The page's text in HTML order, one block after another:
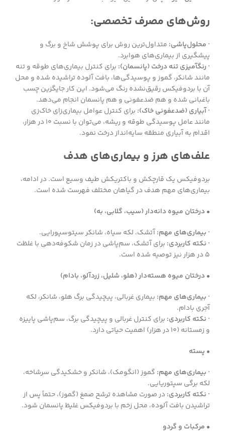
روش‌های مصرف تخصصی:
· محلول‌پاشی: متداول‌ترین روش برای پوشش شاخ و برگ و
پیشگیری از بیماری‌های هوابرد.
· رنگآمیزی تنه درخت (پانسمان): برای کنترل بیماری‌های طوقه و تنه
مانند شانکر، گموز و پوسیدگی‌ها، بافت آلوده تراشیده شده و محل
آن با بردوفیکس رقیق‌نشده رنگ می‌شود. این کار جایگزین چسب
باغبانی شده و هم ضدعفونی و هم پانسمان انجام می‌دهد.
· آبیاری (ضدعفونی خاک): برای کنترل عوامل بیماری‌زای خاک‌زی
مانند عامل پوسیدگی طوقه و ریشه، می‌توان با نسبت ۱۰ در هزار،
اقدام به آبیاری منطقه سایه‌انداز درخت نمود.
علف‌های هرز و بیماری‌های هدف
بردوفیکس یک قارچکش و باکتریکش طیف وسیع است. در ادامه،
بیماری‌های مهم هدف در گیاهان مختلف فهرست شده است.
• درختان میوه دانه‌دار (سیب، گلابی، به)
· بیماری‌های مهم:آتشک، لکه سیاه، شانکر سیتوسپورایی.
· نکته کاربردی: برای آتشک، سم‌پاشی در زمان شکوفه‌دهی با غلظت
۵ در هزار نیز توصیه شده است.
• درختان میوه هسته‌دار (هلو، شلیل، زردآلو، بادام)
· بیماری‌های مهم: بیماری غربالی، پیچیدگی برگ هلو، شانکر، لکه
آجری بادام.
· نکته کاربردی: برای کنترل غربالی و پیچیدگی برگ، سم‌پاشی پاییزه
و زمستانه (۱۰ در هزار) اهمیت حیاتی دارد.
• پسته
· بیماری‌های مهم: گموز (انگومک)، شانکر و خشکیدگی سرشاخه،
لکه برگی سپتوریایی.
· نکته کاربردی:در صورت مشاهده ترشح صمغ (گموز)، حتماً پس از
تراشیدن بافت آلوده، محل زخم با بردوفیکس غلیظ پانسمان شود.
• مرکبات و گردو